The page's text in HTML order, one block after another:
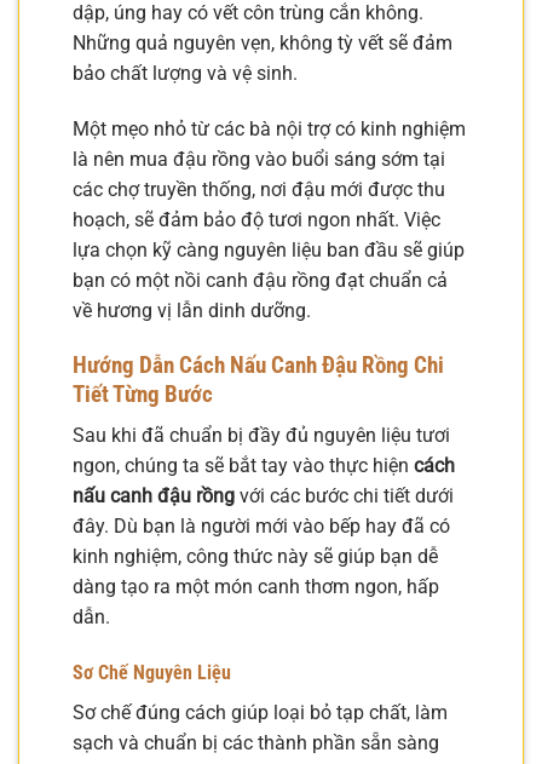
dập, úng hay có vết côn trùng cắn không.
Những quả nguyên vẹn, không tỳ vết sẽ đảm
bảo chất lượng và vệ sinh.
Một mẹo nhỏ từ các bà nội trợ có kinh nghiệm
là nên mua đậu rồng vào buổi sáng sớm tại
các chợ truyền thống, nơi đậu mới được thu
hoạch, sẽ đảm bảo độ tươi ngon nhất. Việc
lựa chọn kỹ càng nguyên liệu ban đầu sẽ giúp
bạn có một nồi canh đậu rồng đạt chuẩn cả
về hương vị lẫn dinh dưỡng.
Hướng Dẫn Cách Nấu Canh Đậu Rồng Chi
Tiết Từng Bước
Sau khi đã chuẩn bị đầy đủ nguyên liệu tươi
ngon, chúng ta sẽ bắt tay vào thực hiện cách
nấu canh đậu rồng với các bước chi tiết dưới
đây. Dù bạn là người mới vào bếp hay đã có
kinh nghiệm, công thức này sẽ giúp bạn dễ
dàng tạo ra một món canh thơm ngon, hấp
dẫn.
Sơ Chế Nguyên Liệu
Sơ chế đúng cách giúp loại bỏ tạp chất, làm
sạch và chuẩn bị các thành phần sẵn sàng